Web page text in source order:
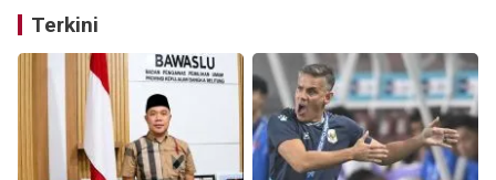
Terkini